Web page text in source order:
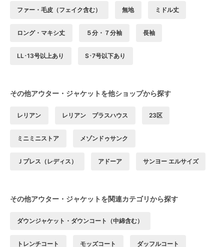
ファー・毛皮（フェイク含む） 無地 ミドル丈
ロング・マキシ丈 ５分・７分袖 長袖
LL･13号以上あり S･7号以下あり
その他アウター・ジャケットを他ショップから探す
レリアン レリアン プラスハウス 23区
ミニミニストア メゾンドゥサンク
Ｊプレス（レディス） アドーア サンヨー エルサイズ
その他アウター・ジャケットを関連カテゴリから探す
ダウンジャケット・ダウンコート（中綿含む）
トレンチコート モッズコート ダッフルコート